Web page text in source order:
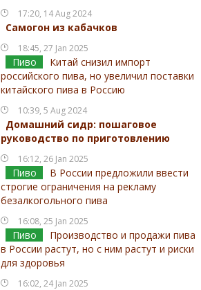
17:20, 14 Aug 2024
Самогон из кабачков
18:45, 27 Jan 2025
Пиво
Китай снизил импорт
российского пива, но увеличил поставки
китайского пива в Россию
10:39, 5 Aug 2024
Домашний сидр: пошаговое
руководство по приготовлению
16:12, 26 Jan 2025
Пиво
В России предложили ввести
строгие ограничения на рекламу
безалкогольного пива
16:08, 25 Jan 2025
Пиво
Производство и продажи пива
в России растут, но с ним растут и риски
для здоровья
16:02, 24 Jan 2025